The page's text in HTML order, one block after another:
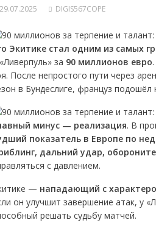
29.07.2025 DIGIS567COPE
Экитике стал одним из самых
за 90 миллионов евро
После непростого пути через
в Бундеслиге, француз подошёл
минус — реализация. В
показатель в Европе по
дальний удар,
с давлением.
— нападающий с
он улучшит завершение атак, у
решать судьбу матчей.